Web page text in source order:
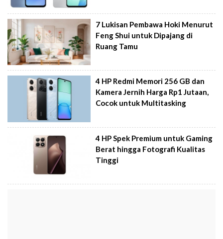
7 Lukisan Pembawa Hoki Menurut
Feng Shui untuk Dipajang di
Ruang Tamu
4 HP Redmi Memori 256 GB dan
Kamera Jernih Harga Rp1 Jutaan,
Cocok untuk Multitasking
4 HP Spek Premium untuk Gaming
Berat hingga Fotografi Kualitas
Tinggi